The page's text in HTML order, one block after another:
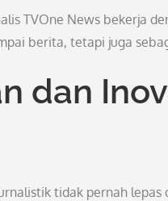
TVOne News bekerja
berita, tetapi juga
dan
tidak pernah